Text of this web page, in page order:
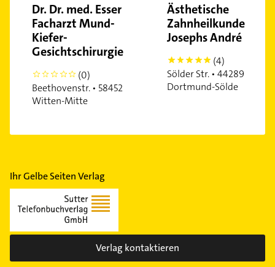
Dr. Dr. med. Esser
Facharzt Mund-
Kiefer-
Gesichtschirurgie
0
(0)
Beethovenstr. • 58452
Witten-Mitte
Ästhetische
Zahnheilkunde
Josephs André
5
(4)
Sölder Str. • 44289
Dortmund-Sölde
Ihr Gelbe Seiten Verlag
Verlag kontaktieren